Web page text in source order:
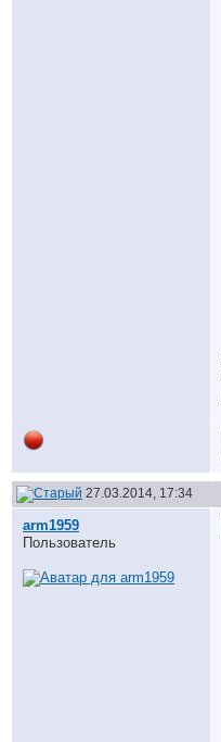
27.03.2014, 17:34
arm1959
Пользователь